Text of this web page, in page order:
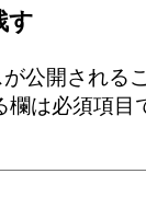
す
公開される
欄は必須項目